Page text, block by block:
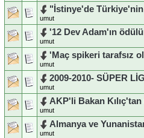
"İstinye'de
umut
'12 Dev Adam'ın
umut
'Maç spikeri tarafsız
umut
2009-2010- SÜPER
umut
AKP'li Bakan
umut
Almanya ve
umut